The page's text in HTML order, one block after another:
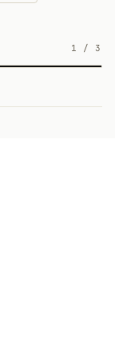
1 / 3